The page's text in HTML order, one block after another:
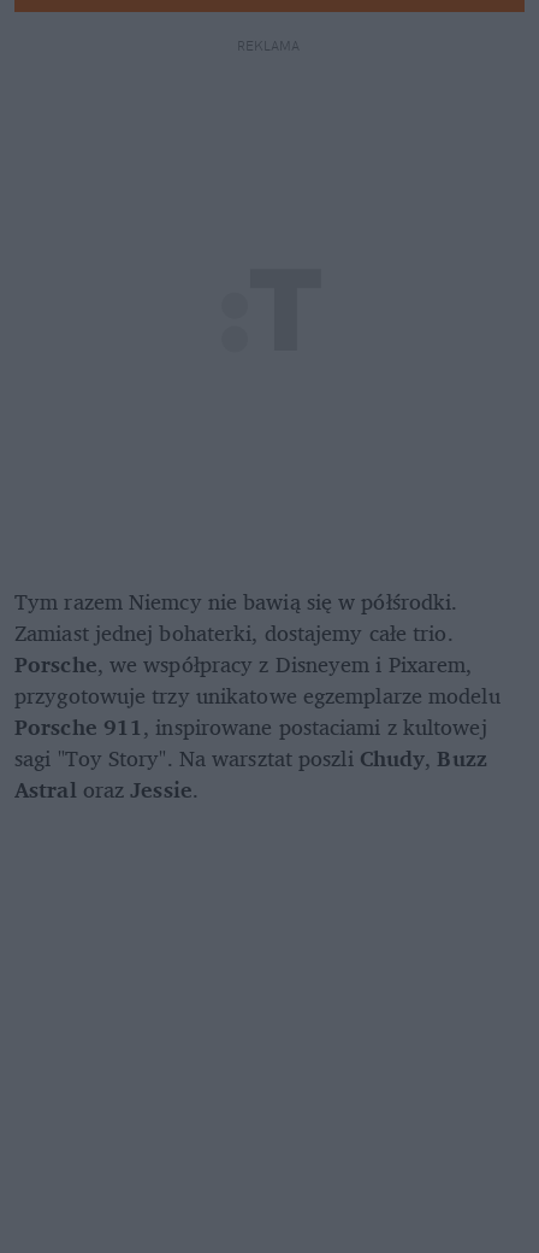
REKLAMA
Tym razem Niemcy nie bawią się w półśrodki.
Porsche, we współpracy z Disneyem i Pixarem,
przygotowuje trzy unikatowe egzemplarze modelu
Porsche 911, inspirowane postaciami z kultowej
sagi "Toy Story". Na warsztat poszli Chudy, Buzz
Astral oraz Jessie.